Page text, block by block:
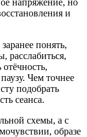
напряжение, но
и
понять,
расслабиться,
Чем точнее
подобрать
сеанса.
схемы, а с
образе